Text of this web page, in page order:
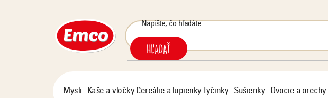
HĽADAŤ
Mysli Kaše a vločky Cereálie a lupienky Tyčinky Sušienky Ovocie a orechy